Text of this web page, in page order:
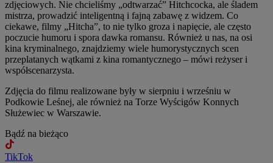
zdjęciowych. Nie chcieliśmy „odtwarzać” Hitchcocka, ale śladem
mistrza, prowadzić inteligentną i fajną zabawę z widzem. Co
ciekawe, filmy „Hitcha”, to nie tylko groza i napięcie, ale często
poczucie humoru i spora dawka romansu. Również u nas, na osi
kina kryminalnego, znajdziemy wiele humorystycznych scen
przeplatanych wątkami z kina romantycznego – mówi reżyser i
współscenarzysta.
Zdjęcia do filmu realizowane były w sierpniu i wrześniu w
Podkowie Leśnej, ale również na Torze Wyścigów Konnych
Służewiec w Warszawie.
Bądź na bieżąco
TikTok